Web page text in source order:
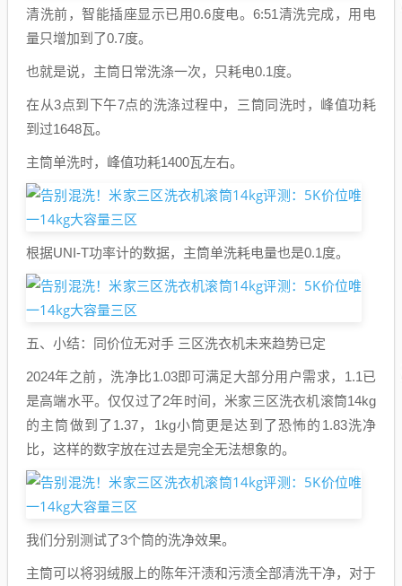
清洗前，智能插座显示已用0.6度电。6:51清洗完成，用电
量只增加到了0.7度。
也就是说，主筒日常洗涤一次，只耗电0.1度。
在从3点到下午7点的洗涤过程中，三筒同洗时，峰值功耗
到过1648瓦。
主筒单洗时，峰值功耗1400瓦左右。
根据UNI-T功率计的数据，主筒单洗耗电量也是0.1度。
五、小结：同价位无对手 三区洗衣机未来趋势已定
2024年之前，洗净比1.03即可满足大部分用户需求，1.1已
是高端水平。仅仅过了2年时间，米家三区洗衣机滚筒14kg
的主筒做到了1.37，1kg小筒更是达到了恐怖的1.83洗净
比，这样的数字放在过去是完全无法想象的。
我们分别测试了3个筒的洗净效果。
主筒可以将羽绒服上的陈年汗渍和污渍全部清洗干净，对于